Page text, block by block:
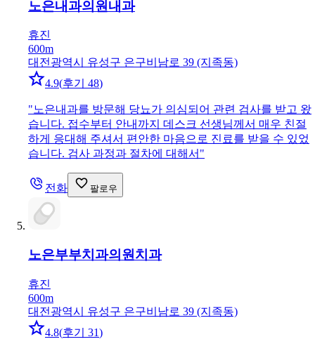
노은내과의원 내과
휴진
600m
대전광역시 유성구 은구비남로 39 (지족동)
4.9(후기 48)
"노은내과를 방문해 당뇨가 의심되어 관련 검사를 받고 왔
습니다. 접수부터 안내까지 데스크 선생님께서 매우 친절
하게 응대해 주셔서 편안한 마음으로 진료를 받을 수 있었
습니다. 검사 과정과 절차에 대해서 "
전화 팔로우
노은부부치과의원 치과
휴진
600m
대전광역시 유성구 은구비남로 39 (지족동)
4.8(후기 31)